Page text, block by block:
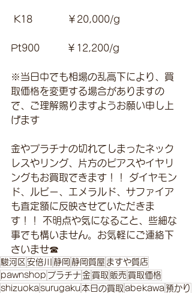
K18　　　  ￥20,000/g
Pt900         ￥12,200/g
※当日中でも相場の乱高下により、買
取価格を変更する場合がありますの
で、ご理解賜りますようお願い申し上
げます
金やプラチナの切れてしまったネック
レスやリング、片方のピアスやイヤリ
ングもお買取できます！！ ダイヤモン
ド、ルビー、エメラルド、サファイア
も査定額に反映させていただきま
す！！ 不明点や気になること、些細な
事でも構いません。お気軽にご連絡下
さいませ☎
駿河区 安倍川 静岡 静岡質屋 ますや質店
pawnshop プラチナ 金 買取 販売 買取価格
shizuokasurugaku 本日の買取 abekawa 預かり